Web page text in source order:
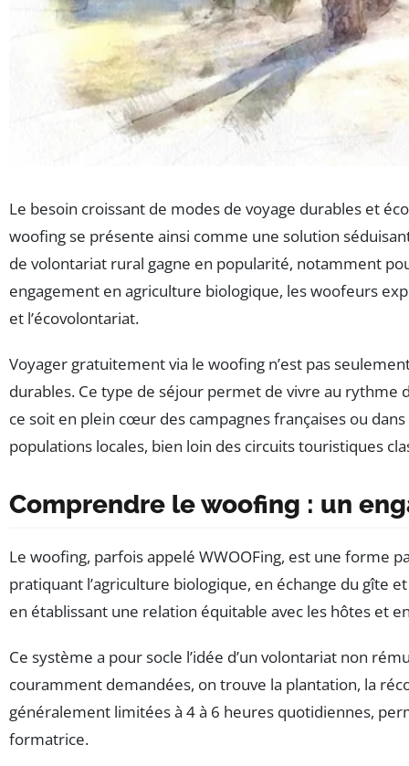
Le besoin croissant de modes de voyage durables et
woofing se présente ainsi comme une solution
de volontariat rural gagne en popularité, notamment
engagement en agriculture biologique, les woofeurs
et l’écovolontariat.
Voyager gratuitement via le woofing n’est pas
durables. Ce type de séjour permet de vivre au
ce soit en plein cœur des campagnes françaises ou
populations locales, bien loin des circuits touristiques
Comprendre le woofing : un
Le woofing, parfois appelé WWOOFing, est une forme
pratiquant l’agriculture biologique, en échange du gîte
en établissant une relation équitable avec les hôtes et
Ce système a pour socle l’idée d’un volontariat non
couramment demandées, on trouve la plantation, la
généralement limitées à 4 à 6 heures quotidiennes,
formatrice.